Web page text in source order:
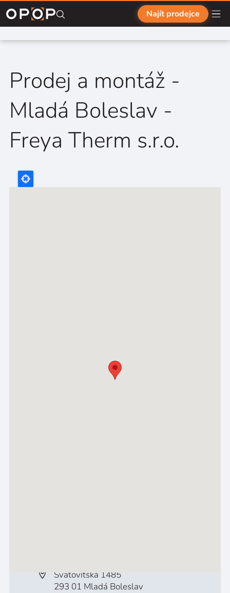
Přejít na hlavní obsah
Najít prodejce
Prodej a montáž -
Mladá Boleslav -
Freya Therm s.r.o.
Svatovítská 1485
293 01 Mladá Boleslav